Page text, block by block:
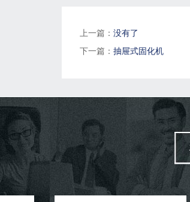
上一篇： 没有了
下一篇： 抽屉式固化机